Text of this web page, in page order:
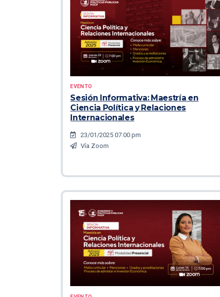
EVENTO
Sesión Informativa: Maestría en
Ciencia Política y Relaciones
Internacionales
23/01/2025 07:00 pm
Vía Zoom